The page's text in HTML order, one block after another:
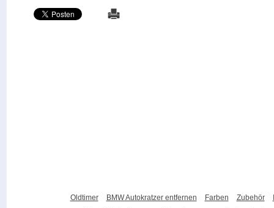
Oldtimer BMW Autokratzer entfernen Farben Zubehör